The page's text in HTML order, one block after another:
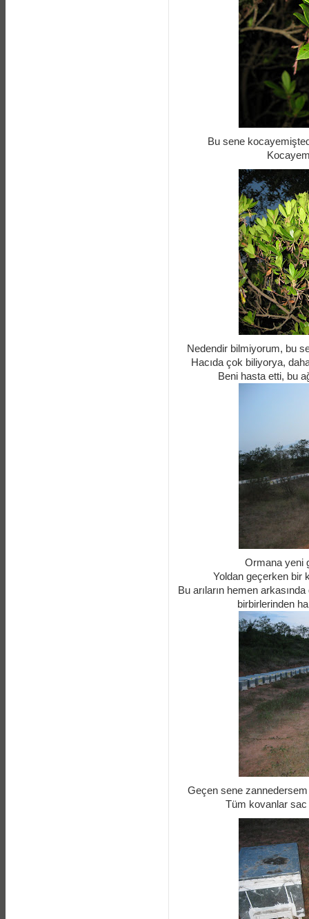
Bu sene
Nedendir bilmiyorum, bu
Hacıda çok biliyorya,
Beni hasta etti, bu
Ormana yeni
Yoldan geçerken bir
Bu arıların hemen
birbirlerinden
Geçen sene
Tüm kovanlar sac